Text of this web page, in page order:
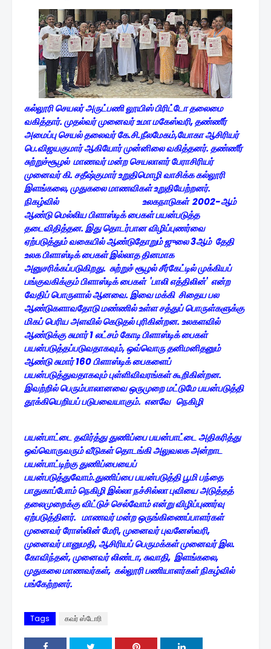
கல்லூரி செயலர் அருட்பணி லூயிஸ் பிரிட்டோ தலைமை
வகித்தார். முதல்வர் முனைவர் உமா மகேஸ்வரி, தண்ணீர்
அமைப்பு செயல் தலைவர் கே.சி.நீலமேகம்,யோகா ஆசிரியர்
பெ.விஜயகுமார் ஆகியோர் முன்னிலை வகித்தனர். தண்ணீர்
சுற்றுச்சூழல் மாணவர் மன்ற செயலாளர் பேராசிரியர்
முனைவர் கி. சதீஷ்குமார் உறுதிமொழி வாசிக்க கல்லூரி
இளங்கலை, முதுகலை மாணவிகள் உறுதியேற்றனர்.
நிகழ்வில் உலகநாடுகள் 2002-ஆம்
ஆண்டு மெல்லிய பிளாஸ்டிக் பைகள் பயன்படுத்த
தடைவிதித்தன. இது தொடர்பான விழிப்புணர்வை
ஏற்படுத்தும் வகையில் ஆண்டுதோறும் ஜுலை 3ஆம் தேதி
உலக பிளாஸ்டிக் பைகள் இல்லாத தினமாக
அனுசரிக்கப்படுகிறது. சுற்றுச் சூழல் சீர்கேட்டில் முக்கியப்
பங்குவகிக்கும் பிளாஸ்டிக் பைகள் 'பாலி எத்திலின்' என்ற
வேதிப் பொருளால் ஆனவை. இவை மக்கி சிதைய பல
ஆண்டுகளாவதோடு மண்ணில் உள்ள சத்துப் பொருள்களுக்கு
மிகப் பெரிய அளவில் கெடுதல் புரிகின்றன. உலகளவில்
ஆண்டுக்கு சுமார் 1 லட்சம் கோடி பிளாஸ்டிக் பைகள்
பயன்படுத்தப்படுவதாகவும், ஒவ்வொரு தனிமனிதனும்
ஆண்டு சுமார் 160 பிளாஸ்டிக் பைகளைப்
பயன்படுத்துவதாகவும் புள்ளிவிவரங்கள் கூறிகின்றன.
இவற்றில் பெரும்பாலானவை ஒருமுறை மட்டுமே பயன்படுத்தி
தூக்கியெறியப் படுபவையாகும். எனவே நெகிழி
பயன்பாட்டை தவிர்த்து துணிப்பை பயன்பாட்டை அதிகரித்து
ஒவ்வொருவரும் வீடுகள் தொடங்கி அலுவலக அன்றாட
பயன்பாட்டிற்கு துணிப்பையைப்
பயன்படுத்துவோம்.துணிப்பை பயன்படுத்தி பூமி பந்தை
பாதுகாப்போம் நெகிழி இல்லா நச்சில்லா புவியை அடுத்தத்
தலைமுறைக்கு விட்டுச் செல்வோம் என்று விழிப்புணர்வு
ஏற்படுத்தினர். மாணவர் மன்ற ஒருங்கிணைப்பாளர்கள்
முனைவர் ரோஸ்லின் மேரி, முனைவர் புவனேஸ்வரி,
முனைவர் பானுமதி, ஆசிரியப் பெருமக்கள் முனைவர் இல.
கோவிந்தன், முனைவர் லிண்டா, சுவாதி, இளங்கலை,
முதுகலை மாணவர்கள், கல்லூரி பணியாளர்கள் நிகழ்வில்
பங்கேற்றனர்.
Tags கவர் ஸ்டோரி